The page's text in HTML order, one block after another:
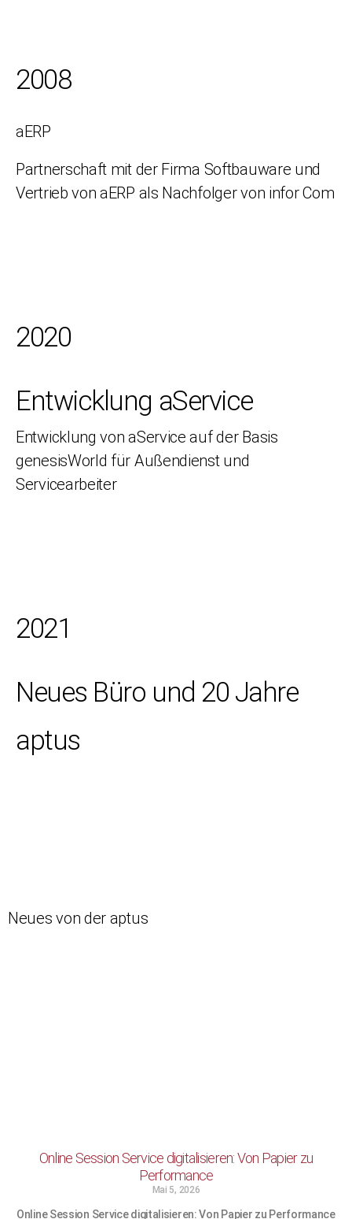
2008
aERP
Partnerschaft mit der Firma Softbauware und
Vertrieb von aERP als Nachfolger von infor Com
2020
Entwicklung aService
Entwicklung von aService auf der Basis
genesisWorld für Außendienst und
Servicearbeiter
2021
Neues Büro und 20 Jahre
aptus
Neues von der aptus
Online Session Service digitalisieren: Von Papier zu
Performance
Mai 5, 2026
Online Session Service digitalisieren: Von Papier zu Performance